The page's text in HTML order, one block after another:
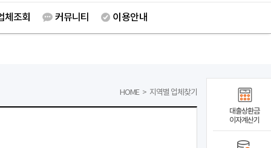
체조회 커뮤니티 이용안내
HOME > 지역별 업체찾기
대출상환금
이자계산기